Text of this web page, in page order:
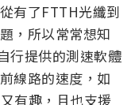
有了FTTH光纖到
，所以常常想知
行提供的測速軟體
線路的速度，如
有趣，且也支援